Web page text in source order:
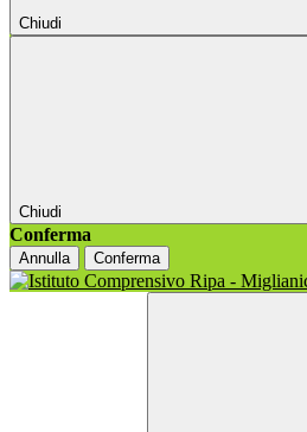
Chiudi
Chiudi
Conferma
Annulla Conferma